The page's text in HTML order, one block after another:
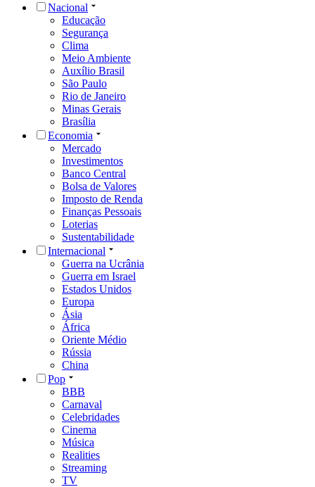
Nacional
Educação
Segurança
Clima
Meio Ambiente
Auxílio Brasil
São Paulo
Rio de Janeiro
Minas Gerais
Brasília
Economia
Mercado
Investimentos
Banco Central
Bolsa de Valores
Imposto de Renda
Finanças Pessoais
Loterias
Sustentabilidade
Internacional
Guerra na Ucrânia
Guerra em Israel
Estados Unidos
Europa
Ásia
África
Oriente Médio
Rússia
China
Pop
BBB
Carnaval
Celebridades
Cinema
Música
Realities
Streaming
TV